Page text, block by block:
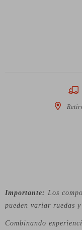
Importante: Los
pueden variar ruedas y
Combinando